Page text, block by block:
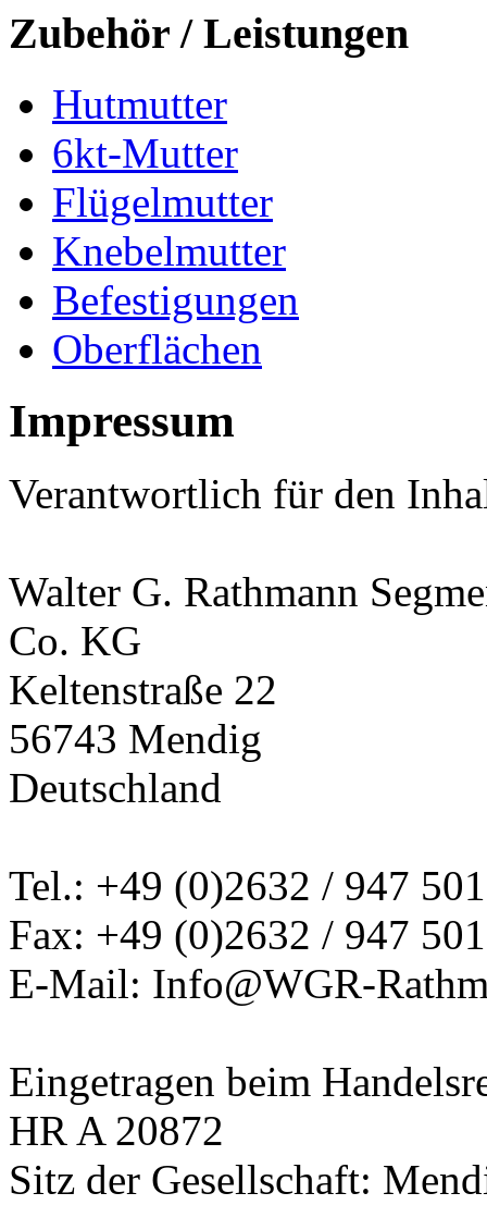
Zubehör / Leistungen
Hutmutter
6kt-Mutter
Flügelmutter
Knebelmutter
Befestigungen
Oberflächen
Impressum
Verantwortlich für den
Walter G. Rathmann
Co. KG
Keltenstraße 22
56743 Mendig
Deutschland
Tel.: +49 (0)2632 / 947
Fax: +49 (0)2632 / 947
E-Mail: Info@WGR-
Eingetragen beim
HR A 20872
Sitz der Gesellschaft: